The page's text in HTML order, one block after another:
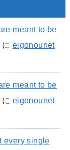
meant to be
に eigonounet
meant to be
に eigonounet
every single